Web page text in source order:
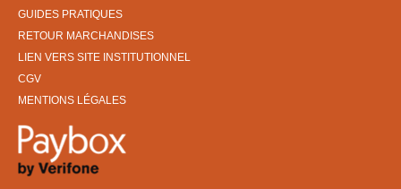
GUIDES PRATIQUES
RETOUR MARCHANDISES
LIEN VERS SITE INSTITUTIONNEL
CGV
MENTIONS LÉGALES